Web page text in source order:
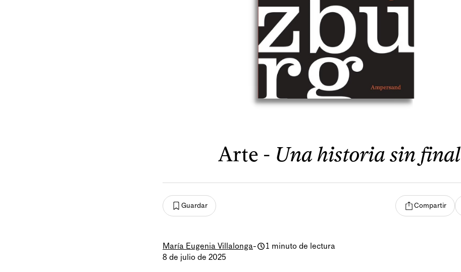
Arte - Una historia sin final
Guardar Compartir
María Eugenia Villalonga-
1 minuto de lectura
8 de julio de 2025